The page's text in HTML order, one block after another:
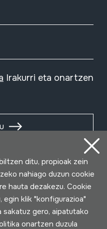
Irakurri eta onartzen
ditu, propioak zein
nahiago duzun cookie
hauta dezakezu. Cookie
egin klik "konfigurazioa"
gero, aipatutako
onartzen duzula